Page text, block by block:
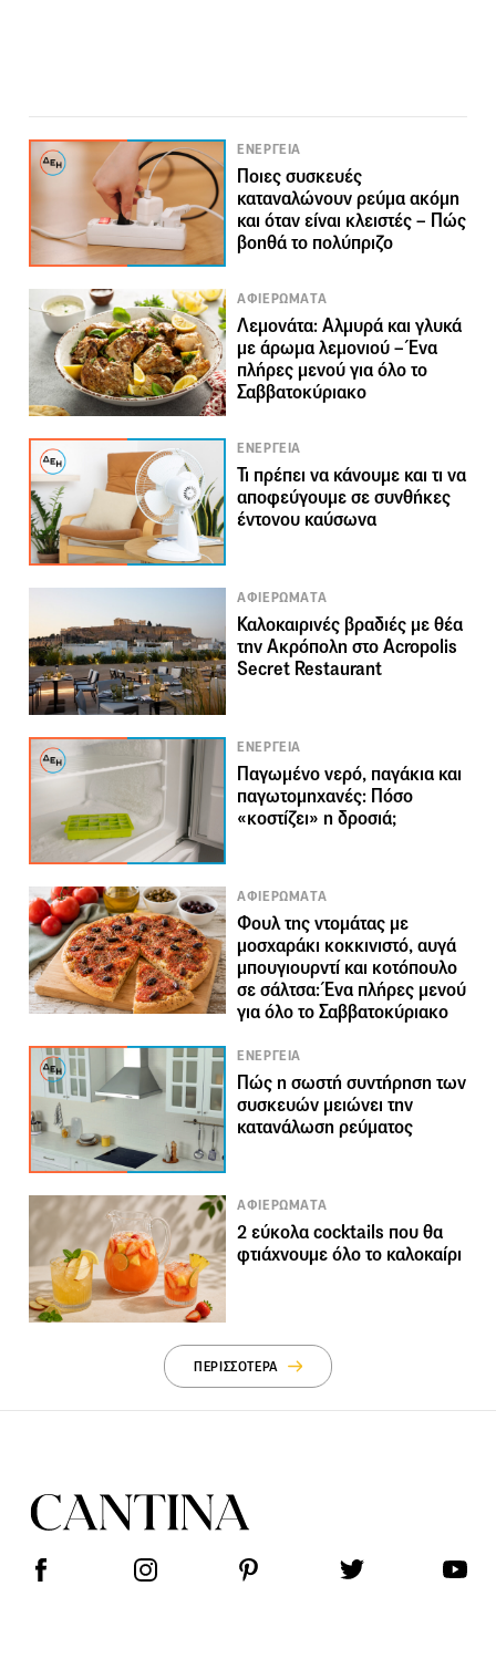
ΕΝΕΡΓΕΙΑ
Ποιες συσκευές
καταναλώνουν ρεύμα ακόμη
και όταν είναι κλειστές – Πώς
βοηθά το πολύπριζο
ΑΦΙΕΡΩΜΑΤΑ
Λεμονάτα: Αλμυρά και γλυκά
με άρωμα λεμονιού – Ένα
πλήρες μενού για όλο το
Σαββατοκύριακο
ΕΝΕΡΓΕΙΑ
Τι πρέπει να κάνουμε και τι να
αποφεύγουμε σε συνθήκες
έντονου καύσωνα
ΑΦΙΕΡΩΜΑΤΑ
Καλοκαιρινές βραδιές με θέα
την Ακρόπολη στο Acropolis
Secret Restaurant
ΕΝΕΡΓΕΙΑ
Παγωμένο νερό, παγάκια και
παγωτομηχανές: Πόσο
«κοστίζει» η δροσιά;
ΑΦΙΕΡΩΜΑΤΑ
Φουλ της ντομάτας με
μοσχαράκι κοκκινιστό, αυγά
μπουγιουρντί και κοτόπουλο
σε σάλτσα: Ένα πλήρες μενού
για όλο το Σαββατοκύριακο
ΕΝΕΡΓΕΙΑ
Πώς η σωστή συντήρηση των
συσκευών μειώνει την
κατανάλωση ρεύματος
ΑΦΙΕΡΩΜΑΤΑ
2 εύκολα cocktails που θα
φτιάχνουμε όλο το καλοκαίρι
ΠΕΡΙΣΣΟΤΕΡΑ